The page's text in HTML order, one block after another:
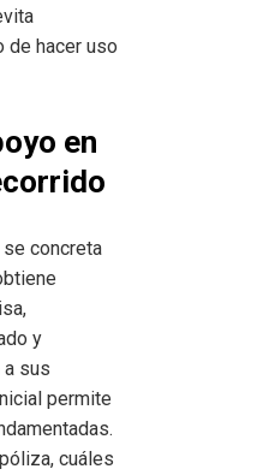
de hacer uso
en
concreta
y
a sus
permite
cuáles